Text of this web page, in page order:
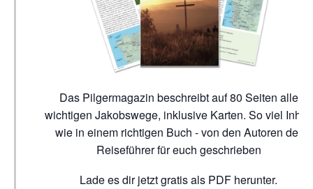
Das Pilgermagazin beschreibt auf 80 Seiten alle
wichtigen Jakobswege, inklusive Karten. So viel Inhalt
wie in einem richtigen Buch - von den Autoren der
Reiseführer für euch geschrieben
Lade es dir jetzt gratis als PDF herunter.